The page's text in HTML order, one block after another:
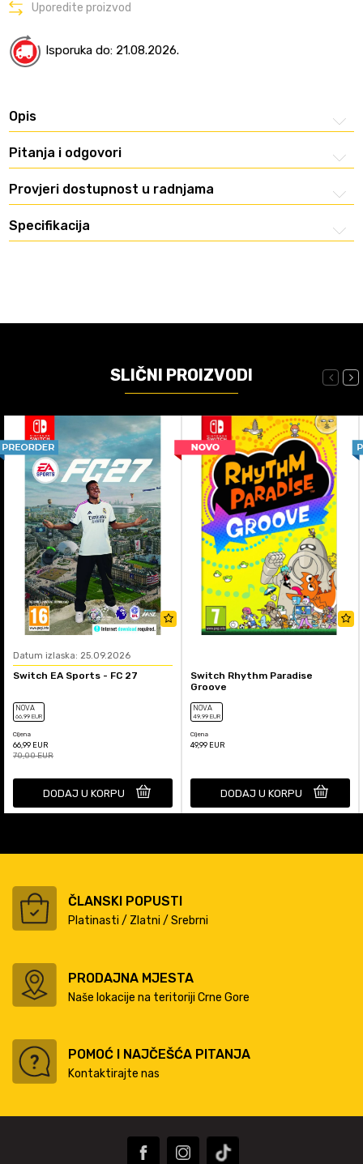
Uporedite proizvod
Isporuka do: 21.08.2026.
Opis
Pitanja i odgovori
Provjeri dostupnost u radnjama
Specifikacija
SLIČNI PROIZVODI
Datum izlaska: 25.09.2026
Switch EA Sports - FC 27
NOVA
66,99 EUR
Cijena
66,99 EUR
70,00EUR
DODAJ U KORPU
Switch Rhythm Paradise
Groove
NOVA
49,99 EUR
Cijena
49,99 EUR
DODAJ U KORPU
ČLANSKI POPUSTI
Platinasti / Zlatni / Srebrni
PRODAJNA MJESTA
Naše lokacije na teritoriji Crne Gore
POMOĆ I NAJČEŠĆA PITANJA
Kontaktirajte nas